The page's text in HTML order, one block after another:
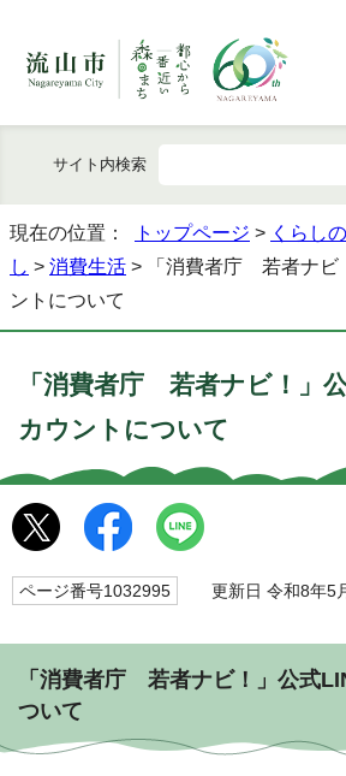
サイト内検索
現在の位置： トップページ > くらし
し > 消費生活 > 「消費者庁 若者ナビ
ントについて
「消費者庁 若者ナビ！」
カウントについて
ページ番号1032995 更新日 令和8年5
「消費者庁 若者ナビ！」公式
ついて